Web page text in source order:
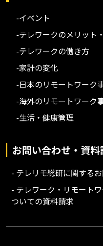
-イベント
-テレワークのメリット
-テレワークの働き方
-家計の変化
-日本のリモートワーク
-海外のリモートワーク
-生活・健康管理
お問い合わせ・資料
- テレリモ総研に関する
- テレワーク・リモート
ついての資料請求